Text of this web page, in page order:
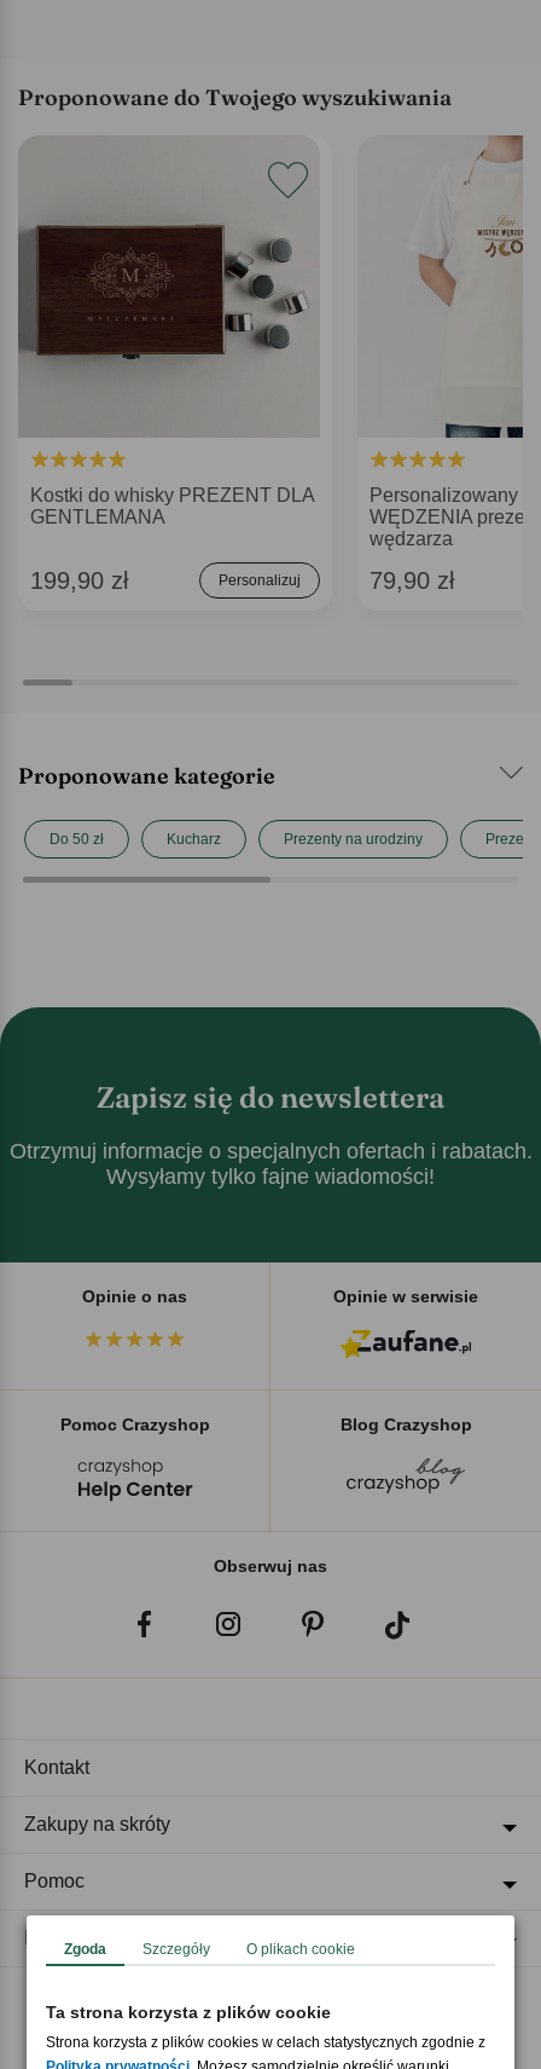
Proponowane do Twojego wyszukiwania
Kostki do whisky PREZENT DLA
GENTLEMANA
199,90 zł Personalizuj
Personalizowany
WĘDZENIA
wędzarza
79,90 zł
Proponowane kategorie
Do 50 zł Kucharz Prezenty na urodziny
Zapisz się do newslettera
Otrzymuj informacje o specjalnych ofertach i rabatach.
Wysyłamy tylko fajne wiadomości!
Opinie o nas Opinie w serwisie
Pomoc Crazyshop Blog Crazyshop
Obserwuj nas
Akceptujemy płatności
Kontakt
Zakupy na skróty
Pomoc
Zgoda Szczegóły O plikach cookie
Ta strona korzysta z plików cookie
Strona korzysta z plików cookies w celach statystycznych zgodnie z